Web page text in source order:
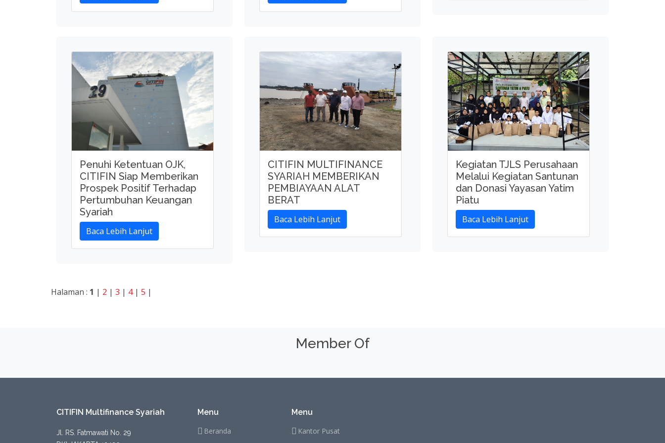
Penuhi Ketentuan OJK,
CITIFIN Siap Memberikan
Prospek Positif Terhadap
Pertumbuhan Keuangan
Syariah
Baca Lebih Lanjut
CITIFIN MULTIFINANCE
SYARIAH MEMBERIKAN
PEMBIAYAAN ALAT
BERAT
Baca Lebih Lanjut
Kegiatan TJLS Perusahaan
Melalui Kegiatan Santunan
dan Donasi Yayasan Yatim
Piatu
Baca Lebih Lanjut
Halaman : 1 | 2 | 3 | 4| 5 |
Member Of
CITIFIN Multifinance Syariah
Jl. RS. Fatmawati No. 29
Menu
Beranda
Menu
Kantor Pusat